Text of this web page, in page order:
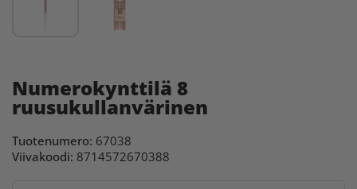
Numerokynttilä 8
ruusukullanvärinen
Tuotenumero: 67038
Viivakoodi: 8714572670388